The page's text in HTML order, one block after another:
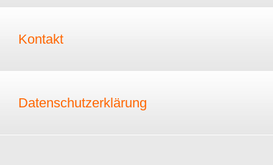
Kontakt
Datenschutzerklärung